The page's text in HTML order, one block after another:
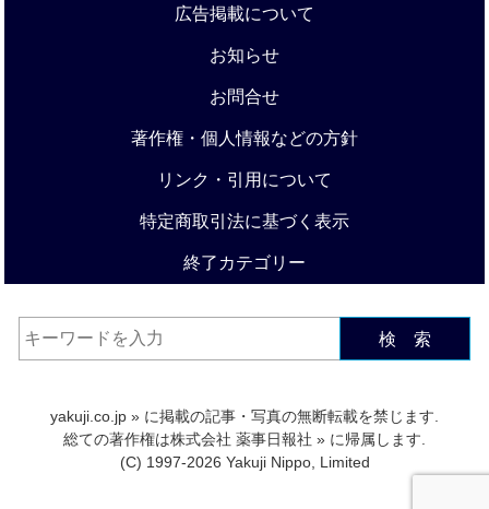
広告掲載について
お知らせ
お問合せ
著作権・個人情報などの方針
リンク・引用について
特定商取引法に基づく表示
終了カテゴリー
検 索
yakuji.co.jp » に掲載の記事・写真の無断転載を禁じます.
総ての著作権は株式会社 薬事日報社 » に帰属します.
(C) 1997-2026 Yakuji Nippo, Limited